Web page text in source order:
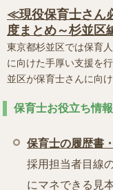
≪現役保育士さん
度まとめ～杉並区
東京都杉並区では保育
に向けた手厚い支援を
並区が保育士さんに向け
保育士お役立ち情報
保育士の履歴書
採用担当者目線
にマネできる見